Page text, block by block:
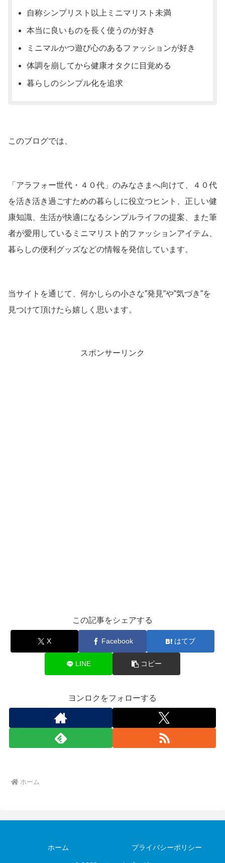
自称シンプリスト以上ミニマリスト未満
本当に良いものを長く使うのが好き
ミニマルかつ遊び心のあるファッションが好き
体調を崩してから健康オタクに目覚める
暮らしのシンプル化を追求
このブログでは、
「アラフォー世代・４０代」のみなさまへ向けて、４０代
を活き活き過ごすための暮らしに役立つヒント、正しい健
康知識、生活が快適になるシンプルライフの提案、また筆
者が愛用しているミニマリスト的ファッションアイテム、
暮らしの便利グッズなどの情報を発信しています。
当サイトを通じて、何かしらの小さな”発見”や”気づき”を
見つけて頂けたら嬉しく思います。
スポンサーリンク
この記事をシェアする
X Facebook はてブ
LINE コピー
ヨンロクをフォローする
ホーム
ホーム プライバシーポリシー